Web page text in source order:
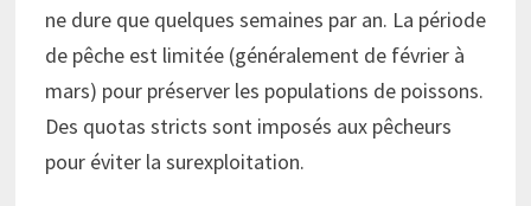
ne dure que quelques semaines par an. La période
de pêche est limitée (généralement de février à
mars) pour préserver les populations de poissons.
Des quotas stricts sont imposés aux pêcheurs
pour éviter la surexploitation.